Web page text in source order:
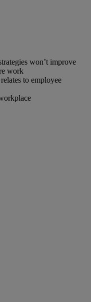
won’t improve
work
to employee